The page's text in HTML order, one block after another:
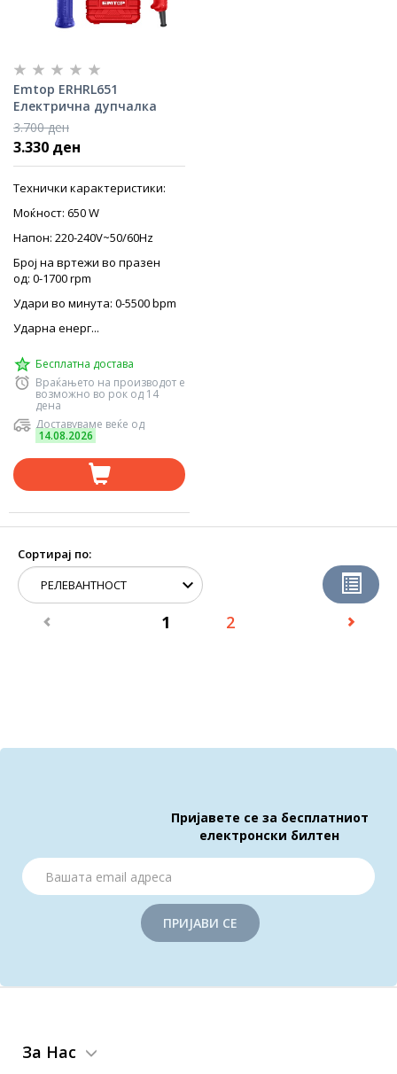
Emtop ERHRL651
Електрична дупчалка
чекан 650W
3.700 ден
3.330 ден
Технички карактеристики:
Моќност: 650 W
Напон: 220-240V~50/60Hz
Број на вртежи во празен
од: 0-1700 rpm
Удари во минута: 0-5500 bpm
Ударна енерг...
Бесплатна достава
Враќањето на производот е
возможно во рок од 14
дена
Доставуваме веќе од
14.08.2026
Сортирај по:
1 2
Пријавете се за бесплатниот
електронски билтен
ПРИЈАВИ СЕ
За Нас